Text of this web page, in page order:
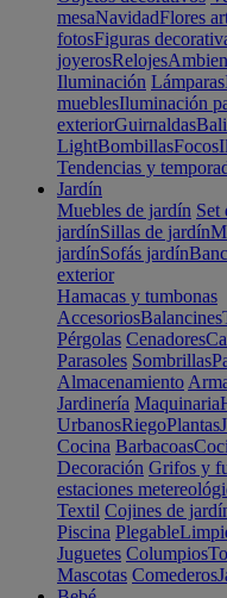
mesaNavidadFlores
fotosFiguras
joyerosRelojes
Iluminación Lámparas
mueblesIluminación
exteriorGuirnaldas
LightBombillasFocos
Tendencias y
Jardín
Muebles de jardín Set
jardínSillas de jardín
jardínSofás jardín
exterior
Hamacas y tumbonas
AccesoriosBalancines
Pérgolas Cenadores
Parasoles Sombrillas
Almacenamiento
Jardinería Maquinaria
UrbanosRiegoPlantas
Cocina Barbacoas
Decoración Grifos y
estaciones
Textil Cojines de
Piscina Plegable
Juguetes Columpios
Mascotas Comederos